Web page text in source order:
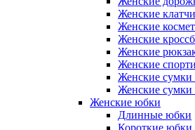
Женские клатчи
Женские
Женские
Женские
Женские
Женские сумки
Женские сумки
Женские юбки
Длинные юбки
Короткие юбки